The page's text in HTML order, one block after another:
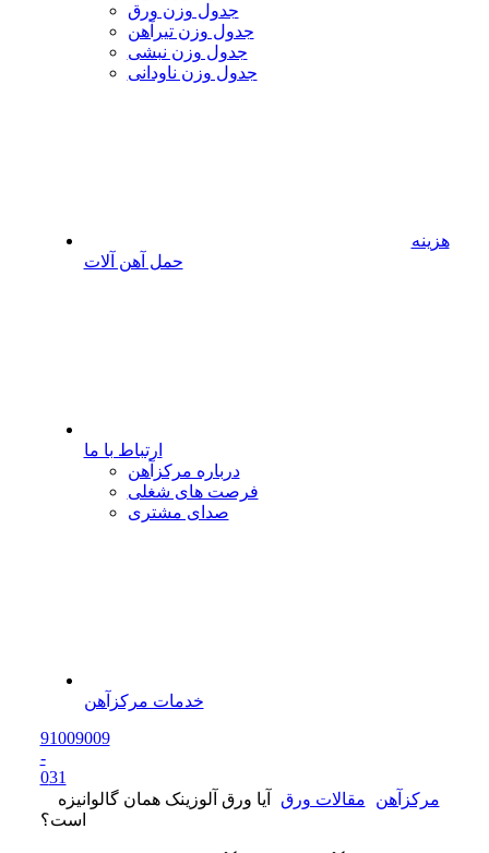
جدول وزن ورق
جدول وزن تیرآهن
جدول وزن نبشی
جدول وزن ناودانی
هزینه
حمل آهن آلات
ارتباط با ما
درباره مرکزآهن
فرصت های شغلی
صدای مشتری
خدمات مرکزآهن
91009009
-
031
مرکزآهن
مقالات ورق
آیا ورق آلوزینک همان گالوانیزه
است؟